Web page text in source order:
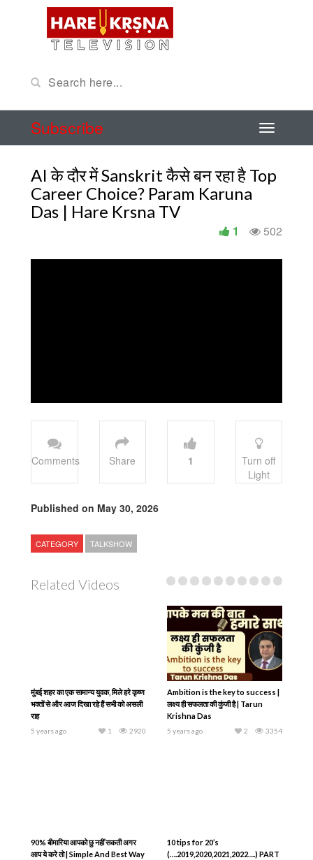
Subscribe
AI के दौर में Sanskrit कैसे बन रहा है Top
Career Choice? Param Karuna
Das | Hare Krsna TV
502
1
Comments Share 1
Turn off
Light
Published on May 30, 2026
CATEGORY TALKSHOW
Related Videos
मुंबई शहर का एक सामान्य युवक, मिले हरे कृष्ण
भक्तों से और आज दिखा रहे हैं सभी को असली
राह
5 years ago 2920
1
Ambition is the key to success |
लक्ष्य ही सफलता की कुंजी है | Tarun
Krishna Das
5 years ago 3354
2
90% बीमारिया आपको छु नहीं सकती अगर
आप ये करे तो | Simple And Best Way
10 tips for 20’s
(….2019,2020,2021,2022….) PART